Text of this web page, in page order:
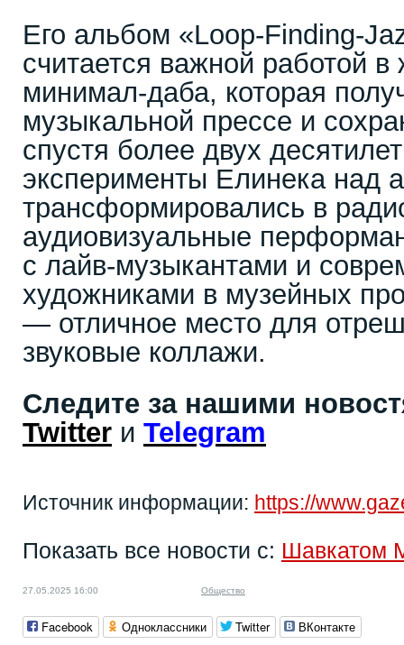
Его альбом «Loop-Finding-
считается важной работой
минимал-даба, которая
музыкальной прессе и
спустя более двух
эксперименты Елинека над
трансформировались в
аудиовизуальные
с лайв-музыкантами и
художниками в музейных
― отличное место для
звуковые коллажи.
Следите за нашими
Twitter и Telegram
Источник информации: https://
Показать все новости с: Шавкатом
27.05.2025 16:00 Общество
Facebook Одноклассники Twitter ВКонтакте